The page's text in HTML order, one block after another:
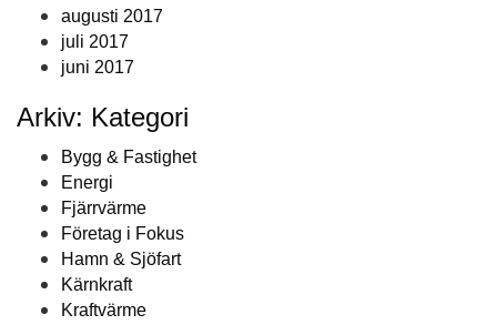
augusti 2017
juli 2017
juni 2017
Arkiv: Kategori
Bygg & Fastighet
Energi
Fjärrvärme
Företag i Fokus
Hamn & Sjöfart
Kärnkraft
Kraftvärme